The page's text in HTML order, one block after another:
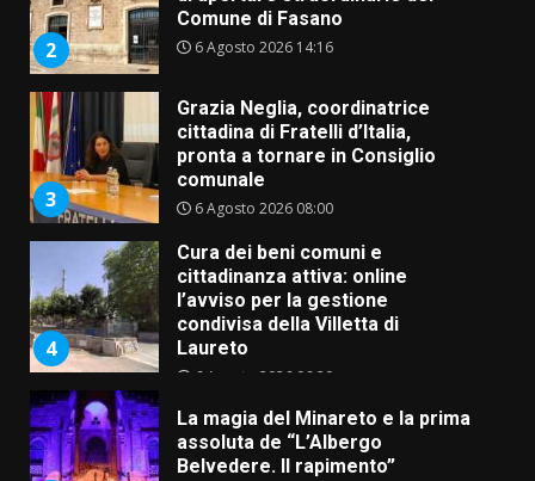
2
Comune di Fasano
6 Agosto 2026 14:16
3
Grazia Neglia, coordinatrice
cittadina di Fratelli d’Italia,
pronta a tornare in Consiglio
comunale
6 Agosto 2026 08:00
4
Cura dei beni comuni e
cittadinanza attiva: online
l’avviso per la gestione
condivisa della Villetta di
Laureto
6 Agosto 2026 06:20
La magia del Minareto e la prima
assoluta de “L’Albergo
Belvedere. Il rapimento”